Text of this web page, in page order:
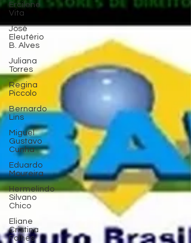
Ercilene
Vita
José
Eleutério
B. Alves
Juliana
Torres
Regina
Piccolo
Bernardo
Lins
Miguel
Gustavo
Cunha
Eduardo
Moureira
Hermelindo
Silvano
Chico
Eliane
Cristina
Folhes